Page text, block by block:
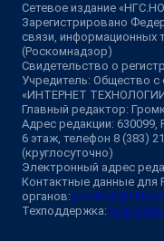
Сетевое издание
Зарегистрировано
связи, информационных
(Роскомнадзор)
Свидетельство о
Учредитель: Общество с
«ИНТЕРНЕТ
Главный редактор:
Адрес редакции: 630099,
6 этаж, телефон 8 (383)
(круглосуточно)
Электронный адрес
Контактные данные для
органов:
Техподдержка: